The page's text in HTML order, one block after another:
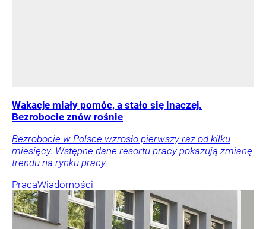
Wakacje miały pomóc, a stało się inaczej.
Bezrobocie znów rośnie
Bezrobocie w Polsce wzrosło pierwszy raz od kilku
miesięcy. Wstępne dane resortu pracy pokazują zmianę
trendu na rynku pracy.
PracaWiadomości